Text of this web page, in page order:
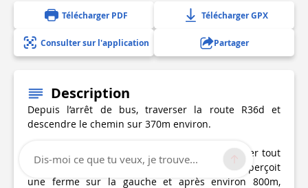
Télécharger PDF Télécharger GPX
Consulter sur l'application Partager
Description
Depuis l’arrêt de bus, traverser la route R36d et
descendre le chemin sur 370m environ.
Après avoir traversé le ruisseau d’Hust, continuer tout
droit sur le chemin dit « de la Loumette ». On aperçoit
une ferme sur la gauche et après environ 800m,
Dis-moi ce que tu veux, je trouve...